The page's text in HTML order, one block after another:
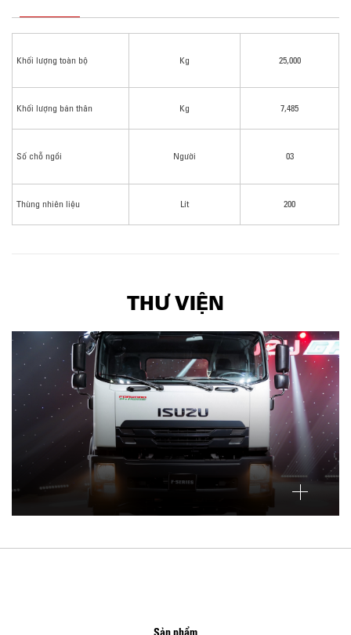
Khối lượng toàn bộ Kg 25,000
Khối lượng bản thân Kg 7,485
Số chỗ ngồi Người 03
Thùng nhiên liệu Lít 200
THƯ VIỆN